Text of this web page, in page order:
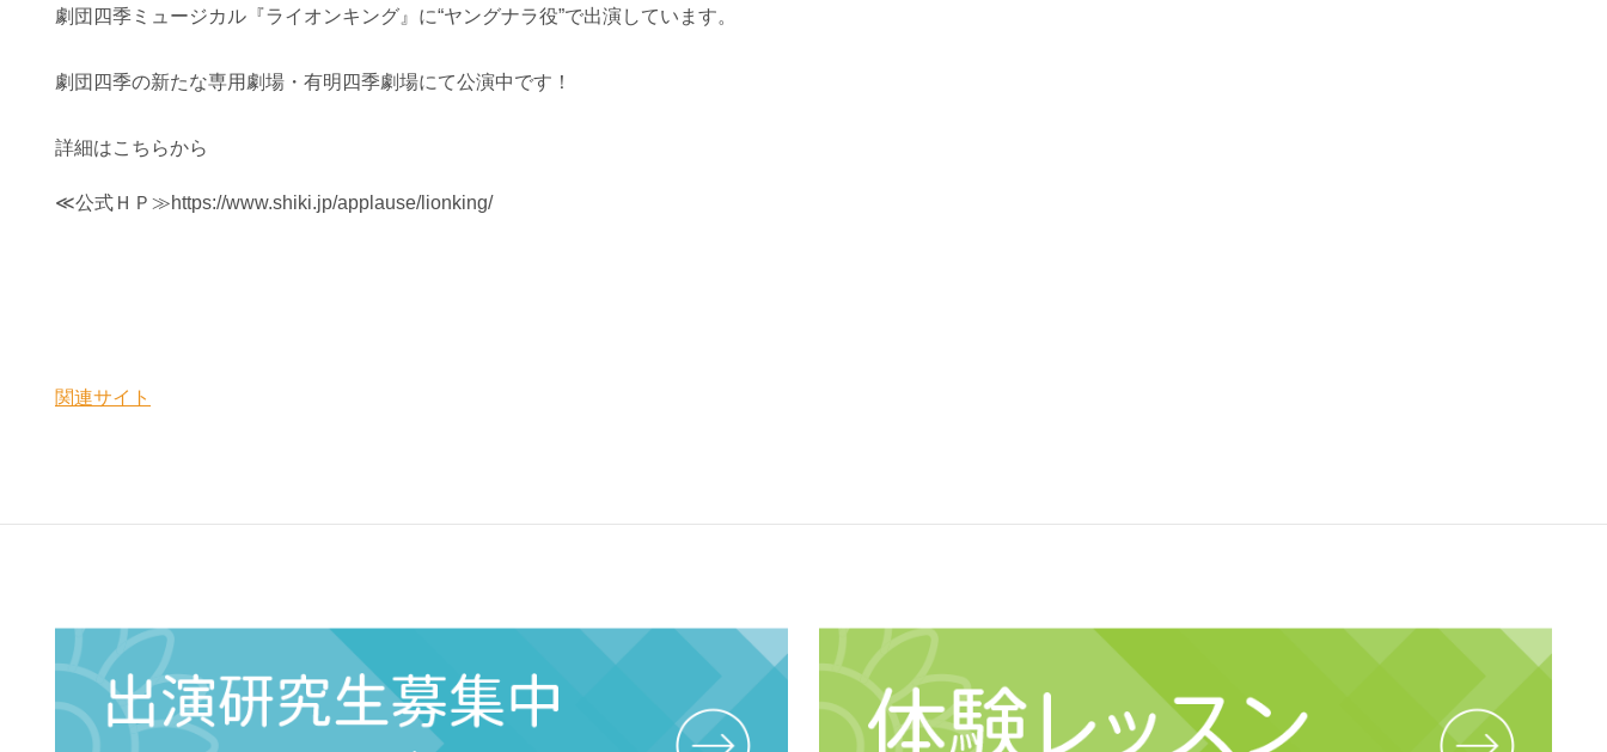
劇団四季ミュージカル『ライオンキング』に“ヤングナラ役”で出演しています。
劇団四季の新たな専用劇場・有明四季劇場にて公演中です！
詳細はこちらから
≪公式ＨＰ≫https://www.shiki.jp/applause/lionking/
関連サイト